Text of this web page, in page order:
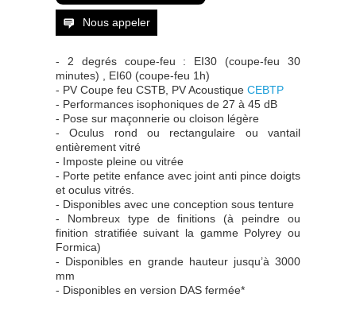
Nous appeler
- 2 degrés coupe-feu : EI30 (coupe-feu 30
minutes) , EI60 (coupe-feu 1h)
- PV Coupe feu CSTB, PV Acoustique CEBTP
- Performances isophoniques de 27 à 45 dB
- Pose sur maçonnerie ou cloison légère
- Oculus rond ou rectangulaire ou vantail
entièrement vitré
- Imposte pleine ou vitrée
- Porte petite enfance avec joint anti pince doigts
et oculus vitrés.
- Disponibles avec une conception sous tenture
- Nombreux type de finitions (à peindre ou
finition stratifiée suivant la gamme Polyrey ou
Formica)
- Disponibles en grande hauteur jusqu’à 3000
mm
- Disponibles en version DAS fermée*